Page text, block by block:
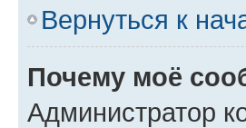
Вернуться к
Почему моё
Администратор